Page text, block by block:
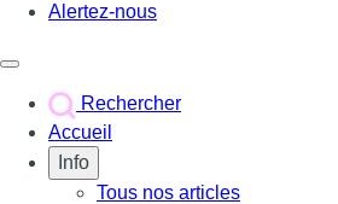
Alertez-nous
Rechercher
Accueil
Info
Tous nos articles